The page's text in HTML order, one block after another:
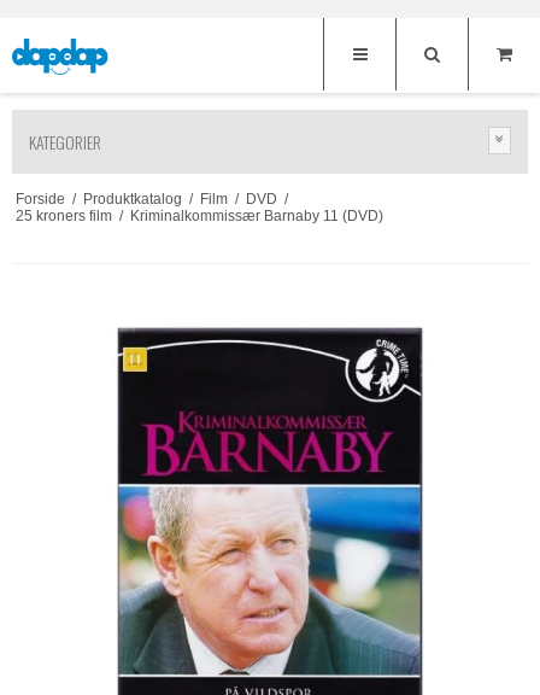
KATEGORIER
Forside / Produktkatalog / Film / DVD /
25 kroners film / Kriminalkommissær Barnaby 11 (DVD)